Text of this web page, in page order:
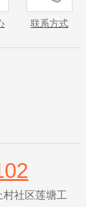
联系方式
社区莲塘工